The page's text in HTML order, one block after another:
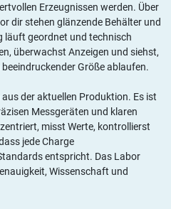
Erzeugnissen werden. Über
dir stehen glänzende Behälter und
läuft geordnet und technisch
überwachst Anzeigen und siehst,
Größe ablaufen.
der aktuellen Produktion. Es ist
Messgeräten und klaren
misst Werte, kontrollierst
jede Charge
entspricht. Das Labor
Wissenschaft und